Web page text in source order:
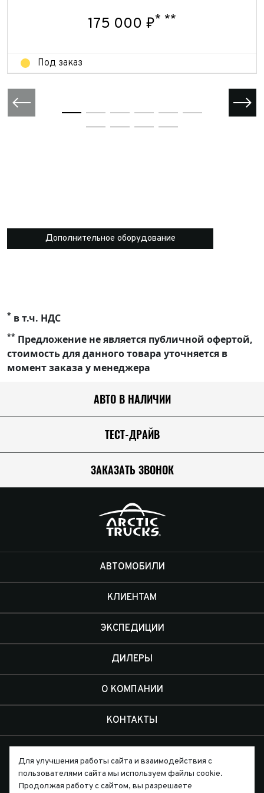
175 000 ₽* **
Под заказ
Дополнительное оборудование
* в т.ч. НДС
** Предложение не является публичной офертой,
стоимость для данного товара уточняется в
момент заказа у менеджера
АВТО В НАЛИЧИИ
ТЕСТ-ДРАЙВ
ЗАКАЗАТЬ ЗВОНОК
АВТОМОБИЛИ
КЛИЕНТАМ
ЭКСПЕДИЦИИ
ДИЛЕРЫ
О КОМПАНИИ
КОНТАКТЫ
Отправить
Для улучшения работы сайта и взаимодействия с
пользователями сайта мы используем файлы cookie.
Продолжая работу с сайтом, вы разрешаете